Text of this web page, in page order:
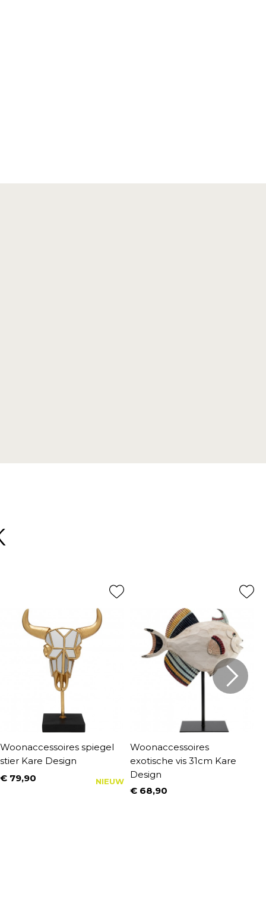
Woonaccessoires spiegel
stier Kare Design
Prijs
€ 79,90 NIEUW
Woonaccessoires
exotische vis 31cm Kare
Design
Prijs
€ 68,90